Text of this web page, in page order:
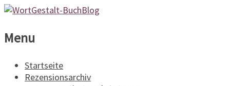
WortGestalt-
Menu
Startseite
Rezensionsarchiv